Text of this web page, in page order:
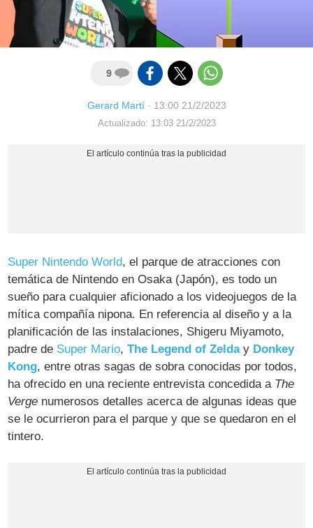
9
Gerard Martí· 13:00 21/2/2023
Actualizado: 13:03 21/2/2023
Super Nintendo World, el parque de atracciones con
temática de Nintendo en Osaka (Japón), es todo un
sueño para cualquier aficionado a los videojuegos de la
mítica compañía nipona. En referencia al diseño y a la
planificación de las instalaciones, Shigeru Miyamoto,
padre de Super Mario,The Legend of Zelday Donkey
Kong, entre otras sagas de sobra conocidas por todos,
ha ofrecido en una reciente entrevista concedida a The
Verge numerosos detalles acerca de algunas ideas que
se le ocurrieron para el parque y que se quedaron en el
tintero.